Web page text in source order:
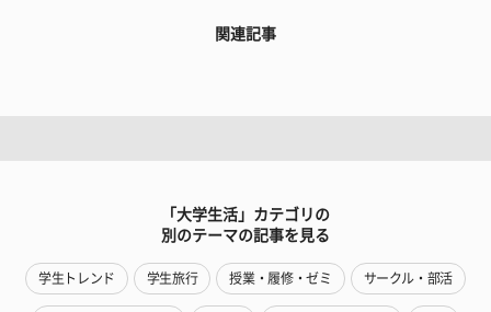
関連記事
「大学生活」カテゴリの
別のテーマの記事を見る
学生トレンド 学生旅行 授業・履修・ゼミ サークル・部活